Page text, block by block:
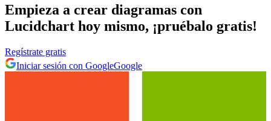
Empieza a crear diagramas con
Lucidchart hoy mismo, ¡pruébalo gratis!
Regístrate gratis
Iniciar sesión con GoogleGoogle